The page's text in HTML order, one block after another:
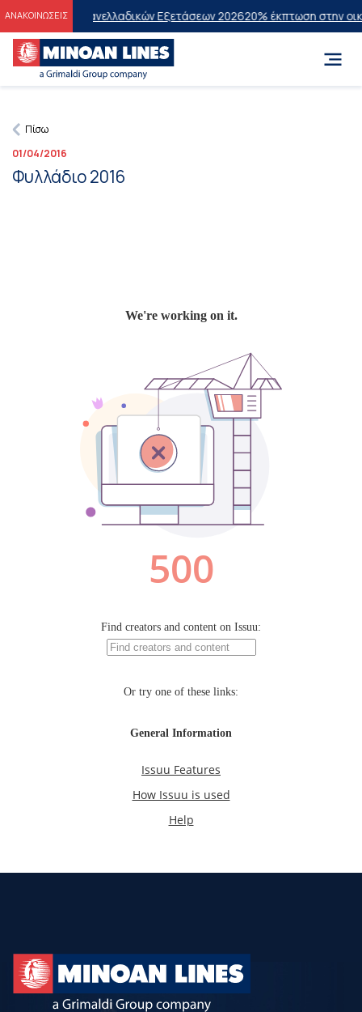
ΑΝΑΚΟΙΝΩΣΕΙΣτων Πανελλαδικών Εξετάσεων 202620% έκπτωση στην
Πίσω
01/04/2016
Φυλλάδιο 2016